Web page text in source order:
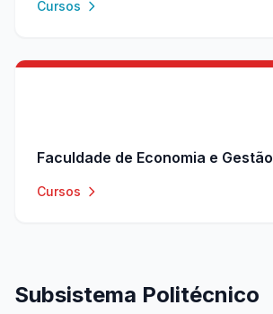
Cursos
Faculdade de Economia e Gestão
Cursos
Subsistema Politécnico